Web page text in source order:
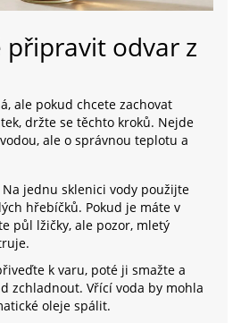
připravit odvar z
ale pokud chcete zachovat
držte se těchto kroků. Nejde
ale o správnou teplotu a
Na jednu sklenici vody použijte
hřebíčků. Pokud je máte v
půl lžičky, ale pozor, mletý
k varu, poté ji smažte a
zchladnout. Vřící voda by mohla
oleje spálit.